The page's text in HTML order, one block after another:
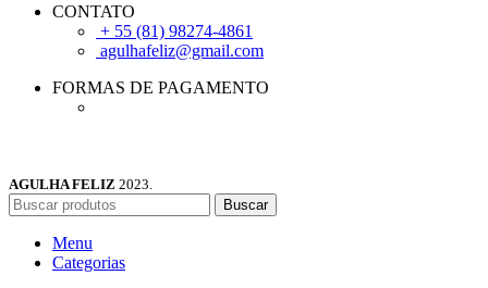
CONTATO
+ 55 (81) 98274-4861
agulhafeliz@gmail.com
FORMAS DE PAGAMENTO
AGULHA FELIZ 2023.
Buscar
Menu
Categorias